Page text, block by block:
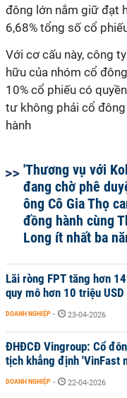
đông lớn nắm giữ đạt
6,68% tổng số cổ
Với cơ cấu này, công
hữu của nhóm cổ
10% cổ phiếu có
tư không phải cổ
hành
'Thương vụ với
đang chờ phê
ông Cô Gia Thọ
đồng hành cùng
Long ít nhất ba
Lãi ròng FPT tăng hơn
quy mô hơn 10 triệu USD
DOANH NGHIỆP - 23-04-2026
ĐHĐCĐ Vingroup: Cổ
tịch khẳng định 'VinFast
DOANH NGHIỆP - 22-04-2026